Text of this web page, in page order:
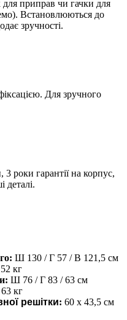
приправ чи гачки для
Встановлюються до
зручності.
Для зручного
3 роки гарантії на корпус,
деталі.
Ш 130 / Г 57 / В 121,5 см
52 кг
Ш 76 / Г 83 / 63 см
63 кг
решітки: 60 х 43,5 см